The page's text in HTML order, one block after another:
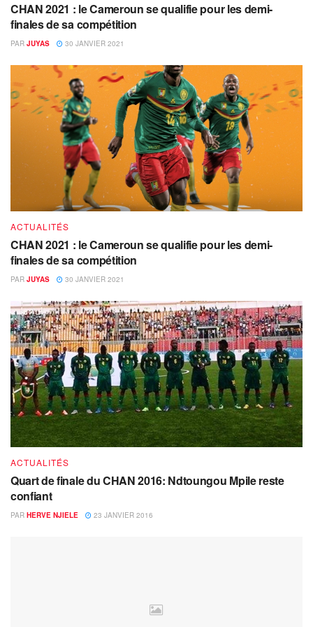
CHAN 2021 : le Cameroun se qualifie pour les demi-
finales de sa compétition
PAR JUYAS 30 JANVIER 2021
ACTUALITÉS
CHAN 2021 : le Cameroun se qualifie pour les demi-
finales de sa compétition
PAR JUYAS 30 JANVIER 2021
ACTUALITÉS
Quart de finale du CHAN 2016: Ndtoungou Mpile reste
confiant
PAR HERVE NJIELE 23 JANVIER 2016